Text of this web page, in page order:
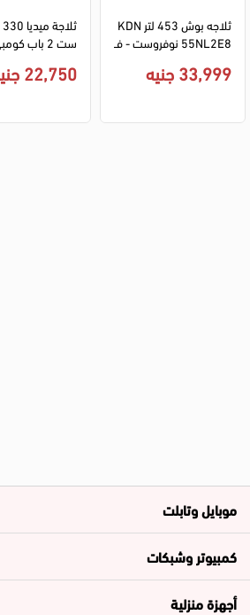
ثلاجه بوش 453 لتر KDN
55NL2E8 نوفروست - ف
33,999 جنيه 22,750 جنيه
موبايل وتابلت
كمبيوتر وشبكات
أجهزة منزلية